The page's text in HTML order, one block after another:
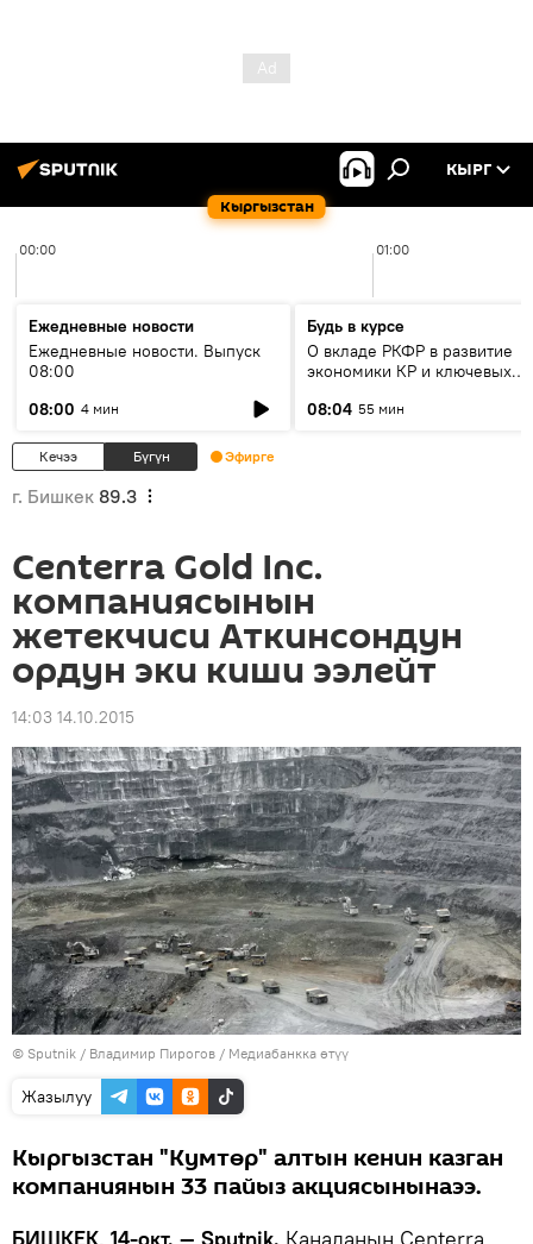
Кыргызстан
КЫРГ
00:00 01:00
Ежедневные новости
Ежедневные новости. Выпуск
08:00
08:00 4 мин
Будь в курсе
О вкладе РКФР в развитие
экономики КР и ключевых
08:04 55 мин
Кечээ Бүгүн Эфирге
г. Бишкек 89.3
Centerra Gold Inc.
компаниясынын
жетекчиси Аткинсондун
ордун эки киши ээлейт
14:03 14.10.2015
© Sputnik / Владимир Пирогов / Медиабанкка өтүү
Жазылуу
Кыргызстан "Кумтөр" алтын кенин казган
компаниянын 33 пайыз акциясынынаээ.
БИШКЕК, 14-окт. — Sputnik. Канаданын Centerra